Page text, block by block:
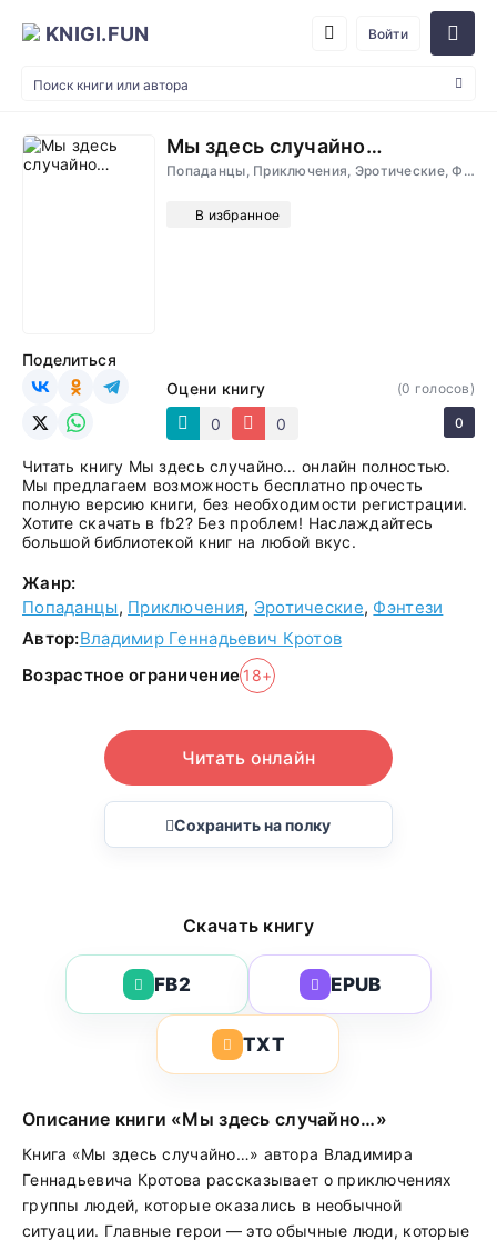
KNIGI.FUN Войти
Мы здесь случайно…
Попаданцы, Приключения, Эротические, Фэнтези
В избранное
Оцени книгу
0
0
(0 голосов)
0
Поделиться
Читать книгу Мы здесь случайно… онлайн полностью.
Мы предлагаем возможность бесплатно прочесть
полную версию книги, без необходимости регистрации.
Хотите скачать в fb2? Без проблем! Наслаждайтесь
большой библиотекой книг на любой вкус.
Жанр:
Попаданцы, Приключения, Эротические, Фэнтези
Автор:Владимир Геннадьевич Кротов
Возрастное ограничение 18+
Читать онлайн
Сохранить на полку
Скачать книгу
FB2 EPUB
TXT
Описание книги «Мы здесь случайно…»
Книга «Мы здесь случайно…» автора Владимира
Геннадьевича Кротова рассказывает о приключениях
группы людей, которые оказались в необычной
ситуации. Главные герои — это обычные люди, которые